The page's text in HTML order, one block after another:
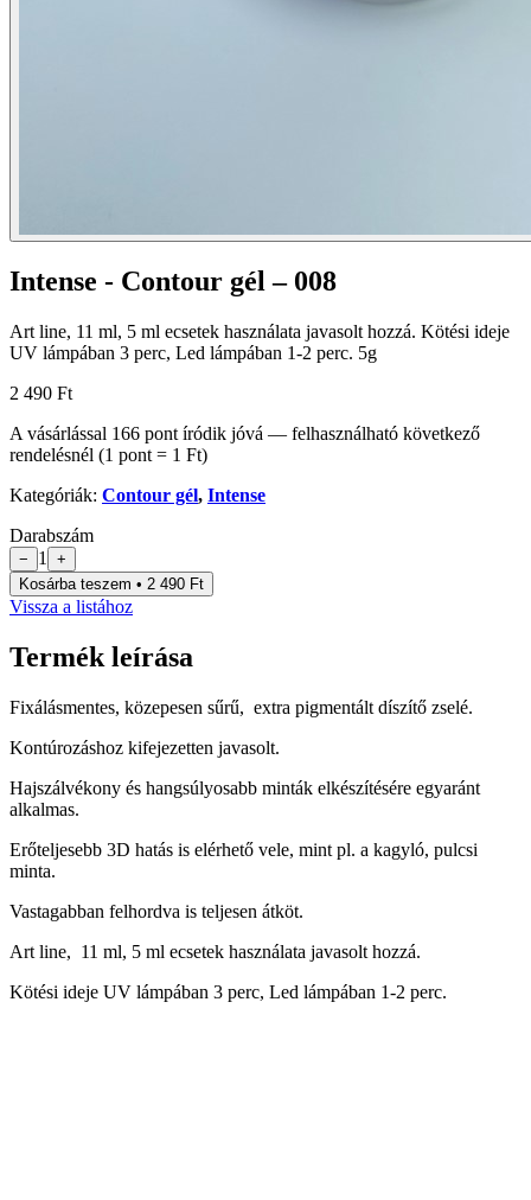
Intense - Contour gél – 008
Art line, 11 ml, 5 ml ecsetek használata javasolt hozzá. Kötési ideje
UV lámpában 3 perc, Led lámpában 1-2 perc. 5g
2 490 Ft
A vásárlással 166 pont íródik jóvá — felhasználható következő
rendelésnél (1 pont = 1 Ft)
Kategóriák: Contour gél, Intense
Darabszám
− 1
+
Kosárba teszem • 2 490 Ft
Vissza a listához
Termék leírása
Fixálásmentes, közepesen sűrű, extra pigmentált díszítő zselé.
Kontúrozáshoz kifejezetten javasolt.
Hajszálvékony és hangsúlyosabb minták elkészítésére egyaránt
alkalmas.
Erőteljesebb 3D hatás is elérhető vele, mint pl. a kagyló, pulcsi
minta.
Vastagabban felhordva is teljesen átköt.
Art line, 11 ml, 5 ml ecsetek használata javasolt hozzá.
Kötési ideje UV lámpában 3 perc, Led lámpában 1-2 perc.